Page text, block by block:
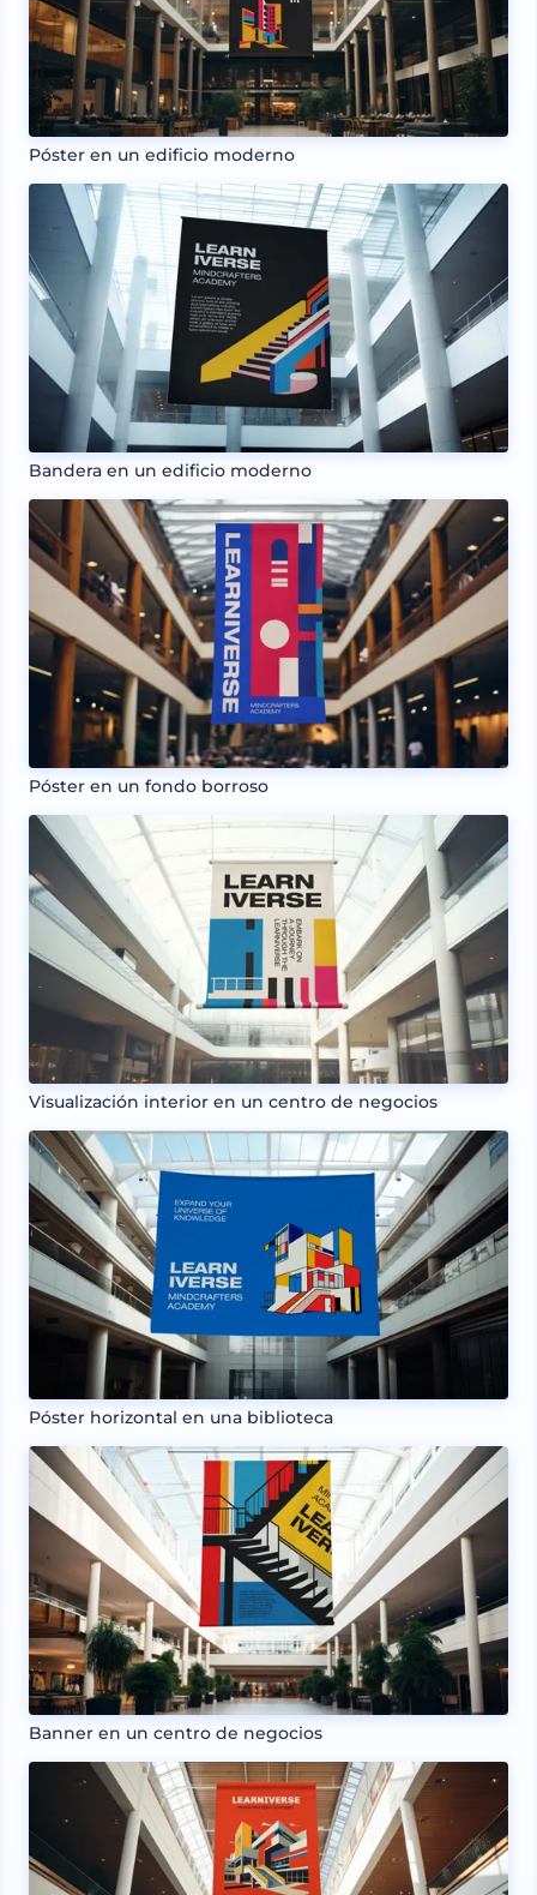
Póster en un edificio moderno
Bandera en un edificio moderno
Póster en un fondo borroso
Visualización interior en un centro de negocios
Póster horizontal en una biblioteca
Banner en un centro de negocios